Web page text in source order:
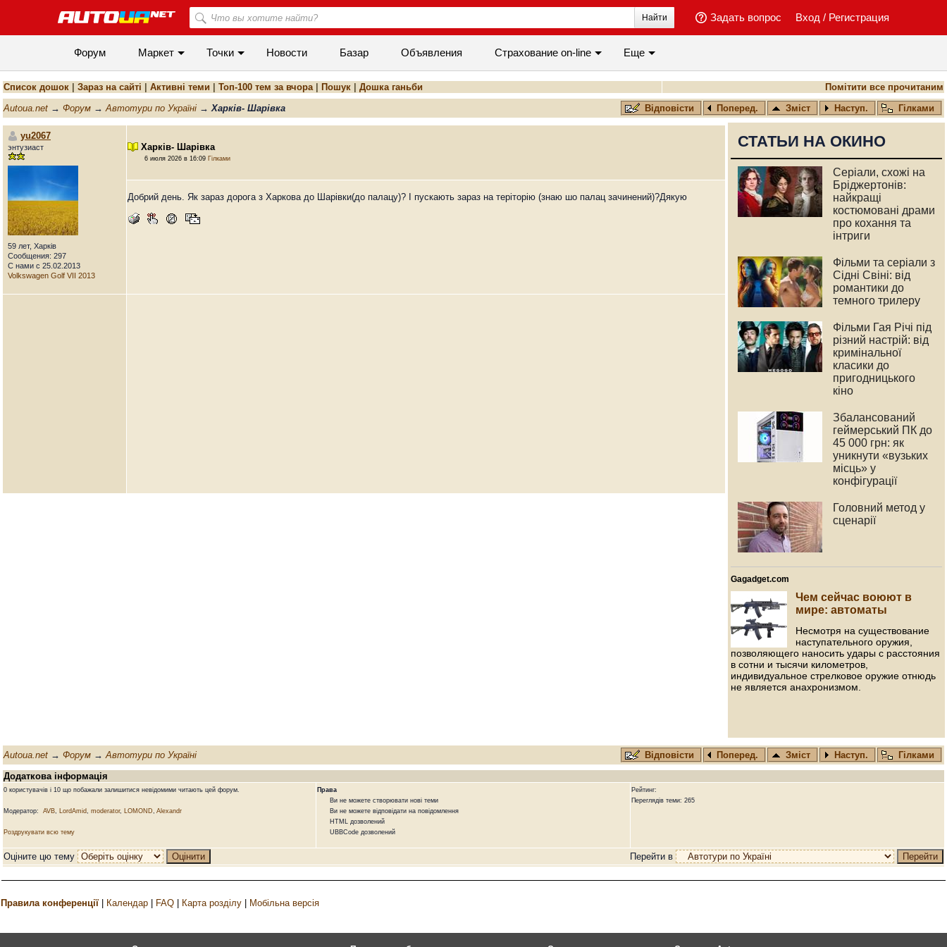
Вход / Регистрация
Задать вопрос
Найти
Форум Маркет Точки Новости Базар Объявления Cтрахование on-line Еще
Список дошок Зараз на сайті Активні теми Топ-100 тем за вчора| Пошук Дошка ганьби
Помітити все прочитаним
Autoua.net → Форум →Автотури по Україні →Харків- Шарівка Відповісти Поперед. Зміст Наступ. Гілками
yu2067
энтузиаст
59 лет, Харків
Сообщения: 297
С нами с 25.02.2013
Volkswagen Golf VII 2013
Харків- Шарівка
6 июля 2026 в 16:09 Гілками
Добрий день. Як зараз дорога з Харкова до Шарівки(до палацу)? І пускають зараз на теріторію (знаю шо палац зачинений)?Дякую
СТАТЬИ НА ОКИНО
Серіали, схожі на
Бріджертонів:
найкращі
костюмовані драми
про кохання та
інтриги
Фільми та серіали з
Сідні Свіні: від
романтики до
темного трилеру
Фільми Гая Річі під
різний настрій: від
кримінальної
класики до
пригодницького
кіно
Збалансований
геймерський ПК до
45 000 грн: як
уникнути «вузьких
місць» у
конфігурації
Головний метод у
сценарії
Gagadget.com
Чем сейчас воюют в
мире: автоматы
Несмотря на существование
наступательного оружия,
позволяющего наносить удары с расстояния
в сотни и тысячи километров,
индивидуальное стрелковое оружие отнюдь
не является анахронизмом.
Autoua.net → Форум →Автотури по Україні Відповісти Поперед. Зміст Наступ.
Гілками
Додаткова інформація
0 користувачів і 10 що побажали залишитися невідомими читають цей форум.
Модератор: AVB, LordAmid, moderator, LOMOND, Alexandr
Роздрукувати всю тему
Права
Ви не можете створювати нові теми
Ви не можете відповідати на повідомлення
HTML дозволений
UBBCode дозволений
Рейтинг:
Переглядів теми: 265
Оціните цю тему Перейти в
Правила конференції Календар FAQ Карта розділу Мобільна версія